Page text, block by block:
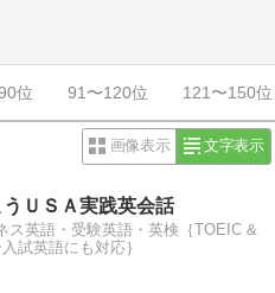
位 91〜120位 121〜150位
画像表示 文字表示
ＵＳＡ実践英会話
ス英語・受験英語・英検｛TOEIC &
試英語にも対応｝